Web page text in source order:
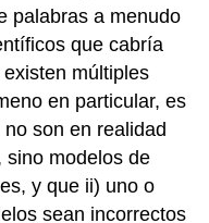
palabras a menudo
que cabría
múltiples
en particular, es
son en realidad
sino modelos de
y que ii) uno o
sean incorrectos